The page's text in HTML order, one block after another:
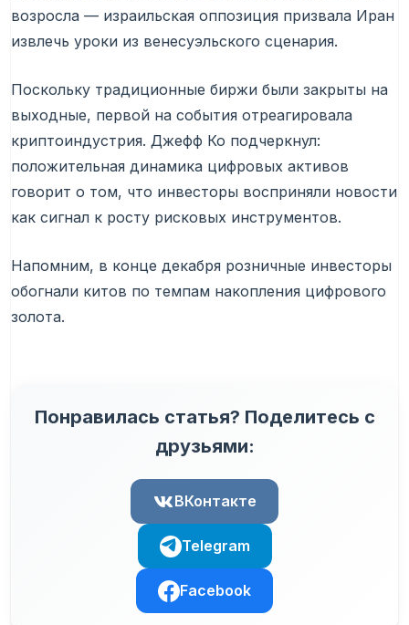
возросла — израильская оппозиция призвала Иран
извлечь уроки из венесуэльского сценария.
Поскольку традиционные биржи были закрыты на
выходные, первой на события отреагировала
криптоиндустрия. Джефф Ко подчеркнул:
положительная динамика цифровых активов
говорит о том, что инвесторы восприняли новости
как сигнал к росту рисковых инструментов.
Напомним, в конце декабря розничные инвесторы
обогнали китов по темпам накопления цифрового
золота.
Понравилась статья? Поделитесь с
друзьями:
ВКонтакте
Telegram
Facebook